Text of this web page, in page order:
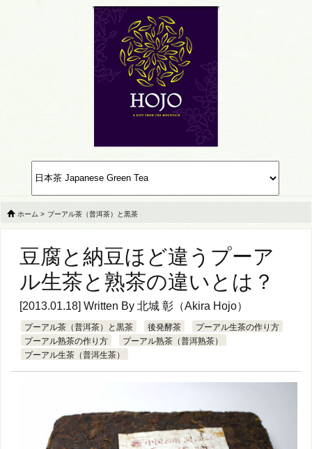
ホーム > プーアル茶（普洱茶）と黒茶
豆腐と納豆ほど違うプーア
ル生茶と熟茶の違いとは？
[2013.01.18] Written By 北城 彰（Akira Hojo）
プーアル茶（普洱茶）と黒茶 後発酵茶
プーアル生茶の作り方
プーアル熟茶の作り方
プーアル熟茶（普洱熟茶）
プーアル生茶（普洱生茶）